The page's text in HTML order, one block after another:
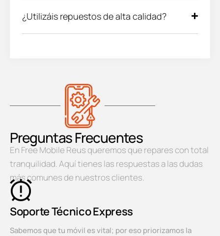
¿Utilizáis repuestos de alta calidad?
Preguntas Frecuentes
En Free Mobile Reus queremos que repares con total
tranquilidad. Aquí tienes las respuestas a las dudas
más comunes de nuestros clientes.
Soporte Técnico Express
Sabemos que tu móvil es vital; por eso priorizamos la